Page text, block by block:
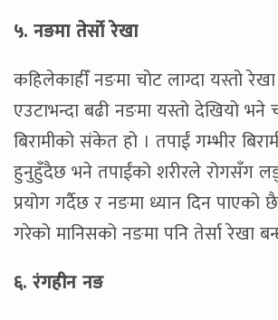
५. नङमा तेर्सो रेखा
कहिलेकाहीँ नङमा चोट लाग्दा यस्तो
एउटाभन्दा बढी नङमा यस्तो देखियो भने
बिरामीको संकेत हो । तपाईं गम्भीर
हुनुहुँदैछ भने तपाईंको शरीरले रोगसँग
प्रयोग गर्दैछ र नङमा ध्यान दिन पाएको
गरेको मानिसको नङमा पनि तेर्सा रेखा
६. रंगहीन नङ